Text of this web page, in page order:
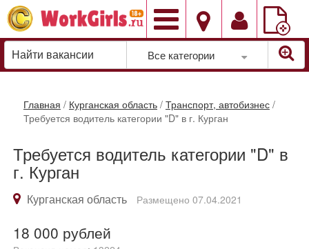
Добавить
вакансию
Все категории
Главная / Курганская область / Транспорт, автобизнес /
Требуется водитель категории "D" в г. Курган
Требуется водитель категории "D" в
г. Курган
Курганская область Размещено 07.04.2021
18 000 рублей